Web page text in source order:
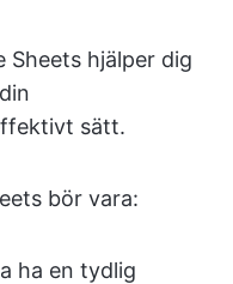
Sheets hjälper dig
sätt.
bör vara:
ha en tydlig